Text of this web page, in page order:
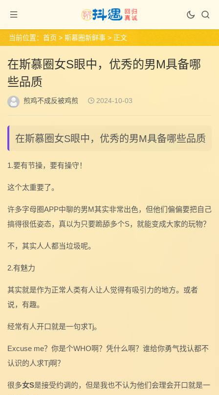
当前位置： 首页 > 斯慕圈新鲜事 > 正文
在斯慕圈女S眼中，优秀的男M具备哪
些品质
煎鸡不成反被鸡煎 2024-10-03
在斯慕圈女S眼中，优秀的男M具备哪些品质
1.要有节操，要有操守！
这个太重要了。
许多字母圈APP中聊的男M其实非常出色，但他们偏偏要把自己
搞得很低姿态，真以为只要跪舔多个S，就能变成大家的玩物？
不，其实人人都当垃圾呢。
2.有魅力
其实就是作为正常人类有人让人觉得有吸引力的地方。或者
说，有趣。
经常有人开口就是一句求Tj。
Excuse me？你是个WHO啊？凭什么啊？谁给你勇气找认都不
认识的人求Tj啊？
很多女S是接受约调的，但是我也不认为他们会理会开口就是一